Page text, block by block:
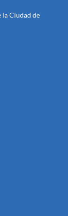
la Ciudad de